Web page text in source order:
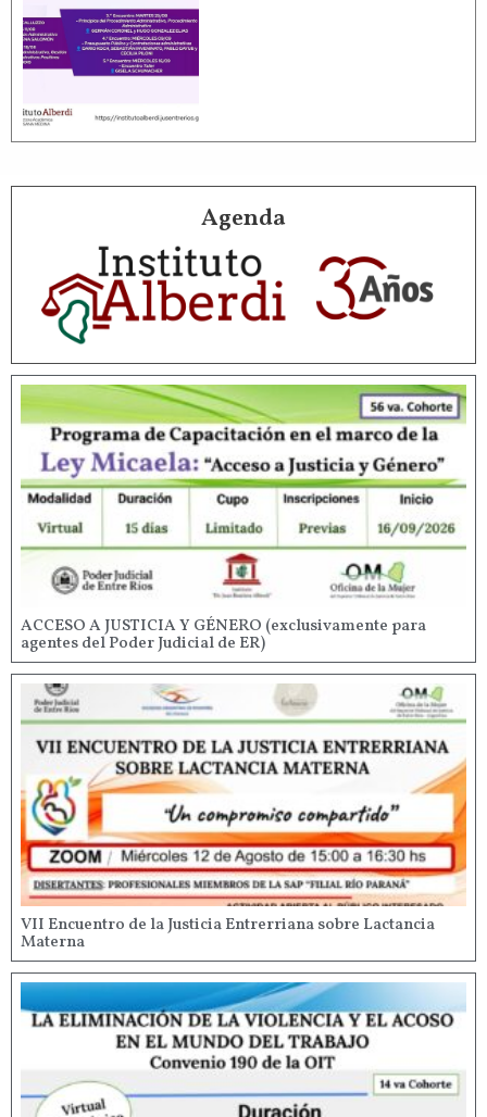
Agenda
ACCESO A JUSTICIA Y GÉNERO (exclusivamente para
agentes del Poder Judicial de ER)
VII Encuentro de la Justicia Entrerriana sobre Lactancia
Materna